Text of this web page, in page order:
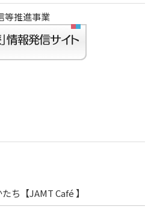
等推進事業
ち【JAMT Café 】